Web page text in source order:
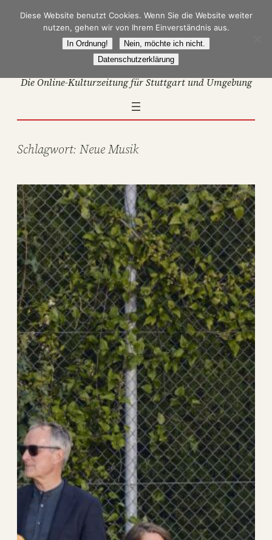
Zum
Die Online-Kulturzeitung für Stuttgart und Umgebung
Schlagwort: Neue Musik
Diese Website benutzt Cookies. Wenn Sie die Website weiter
nutzen, gehen wir von Ihrem Einverständnis aus.
In Ordnung!
Nein, möchte ich nicht.
Datenschutzerklärung